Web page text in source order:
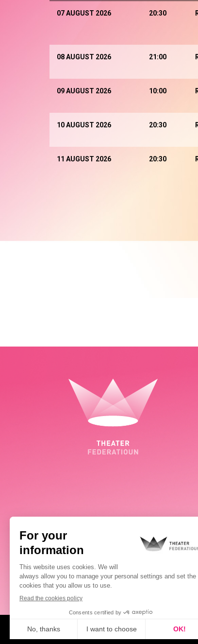
07 AUGUST 2026 20:30
08 AUGUST 2026 21:00
09 AUGUST 2026 10:00
10 AUGUST 2026 20:30
11 AUGUST 2026 20:30
(00352) 2648 0946 Pablo
ABOUT US NEWS